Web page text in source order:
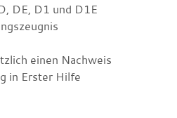
DE, D1 und D1E
einen Nachweis
in Erster Hilfe